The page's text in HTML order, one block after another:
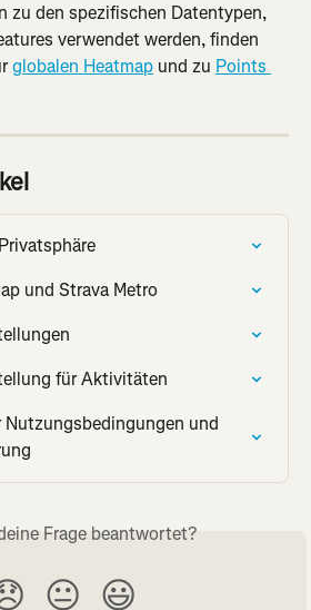
zu den spezifischen Datentypen,
verwendet werden, finden
globalen Heatmap und zu Points
und Strava Metro
für Aktivitäten
und
Frage beantwortet?
😐 😃